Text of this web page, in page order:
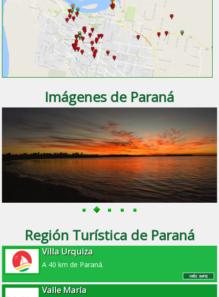
Imágenes de Paraná
Región Turística de Paraná
Villa Urquiza
A 40 km de Paraná.
Valle María